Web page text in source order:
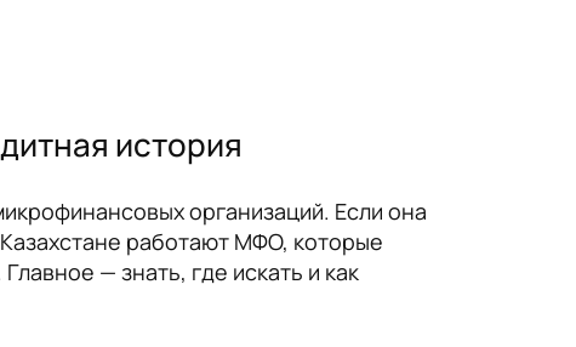
история
организаций. Если она
Казахстане работают МФО, которые
— знать, где искать и как